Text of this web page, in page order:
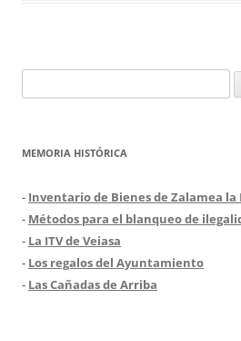
MEMORIA HISTÓRICA
- Inventario de Bienes de Zalamea la
- Métodos para el blanqueo de
- La ITV de Veiasa
- Los regalos del Ayuntamiento
- Las Cañadas de Arriba